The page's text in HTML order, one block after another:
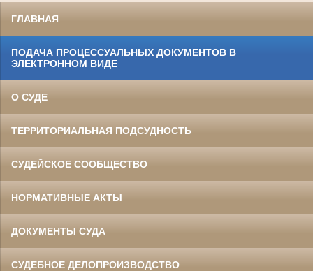
ГЛАВНАЯ
ПОДАЧА ПРОЦЕССУАЛЬНЫХ ДОКУМЕНТОВ В
ЭЛЕКТРОННОМ ВИДЕ
О СУДЕ
ТЕРРИТОРИАЛЬНАЯ ПОДСУДНОСТЬ
СУДЕЙСКОЕ СООБЩЕСТВО
НОРМАТИВНЫЕ АКТЫ
ДОКУМЕНТЫ СУДА
СУДЕБНОЕ ДЕЛОПРОИЗВОДСТВО